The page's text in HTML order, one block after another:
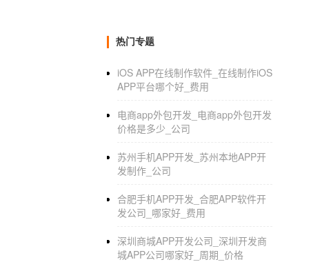
热门专题
iOS APP在线制作软件_在线制作iOS
APP平台哪个好_费用
电商app外包开发_电商app外包开发
价格是多少_公司
苏州手机APP开发_苏州本地APP开
发制作_公司
合肥手机APP开发_合肥APP软件开
发公司_哪家好_费用
深圳商城APP开发公司_深圳开发商
城APP公司哪家好_周期_价格